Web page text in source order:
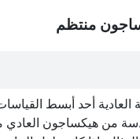
منتظم
أحد أبسط